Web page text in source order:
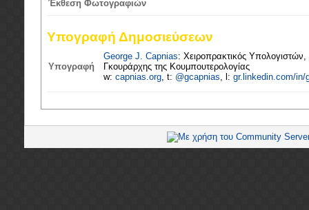
Έκθεση Φωτογραφιών
Υπογραφή Δημοσιεύσεων
Υπογραφή
George J. Capnias: Χειροπρακτικός
Γκουράρχης της Κουμπουτερολογίας
w: capnias.org, t: @gcapnias, l: gr.linkedin.com/in/